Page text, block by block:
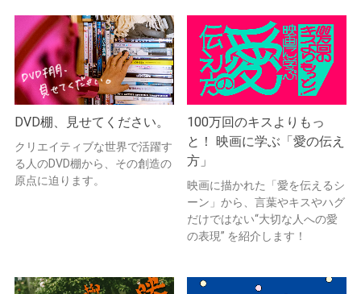
DVD棚、見せてください。
クリエイティブな世界で活躍す
る人のDVD棚から、その創造の
原点に迫ります。
100万回のキスよりもっ
と！ 映画に学ぶ「愛の伝え
方」
映画に描かれた「愛を伝えるシ
ーン」から、言葉やキスやハグ
だけではない“大切な人への愛
の表現” を紹介します！